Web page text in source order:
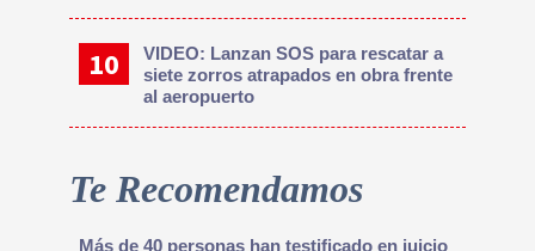
VIDEO: Lanzan SOS para rescatar a
siete zorros atrapados en obra frente
al aeropuerto
Te Recomendamos
Más de 40 personas han testificado en juicio